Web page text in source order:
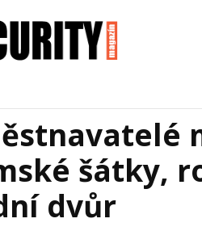
šátky,
dvůr